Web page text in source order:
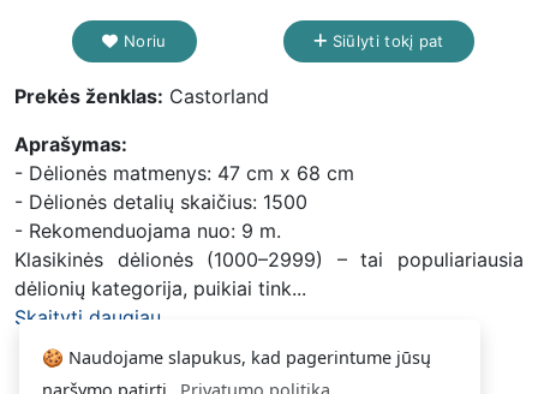
🍪 Naudojame slapukus, kad pagerintume jūsų
naršymo patirtį.
Privatumo politika
Noriu Siūlyti tokį pat
Prekės ženklas: Castorland
Aprašymas:
- Dėlionės matmenys: 47 cm x 68 cm
- Dėlionės detalių skaičius: 1500
- Rekomenduojama nuo: 9 m.
Klasikinės dėlionės (1000–2999) – tai populiariausia
dėlionių kategorija, puikiai tink...
Skaityti daugiau...